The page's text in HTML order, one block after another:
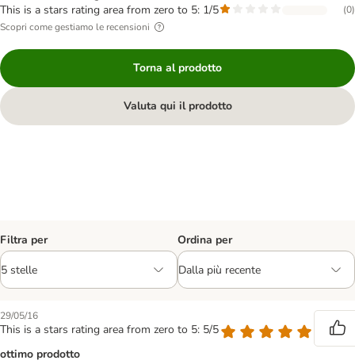
This is a stars rating area from zero to 5: 1/5 (0)
Scopri come gestiamo le recensioni
Torna al prodotto
Valuta qui il prodotto
Filtra per Ordina per
29/05/16
This is a stars rating area from zero to 5: 5/5
ottimo prodotto